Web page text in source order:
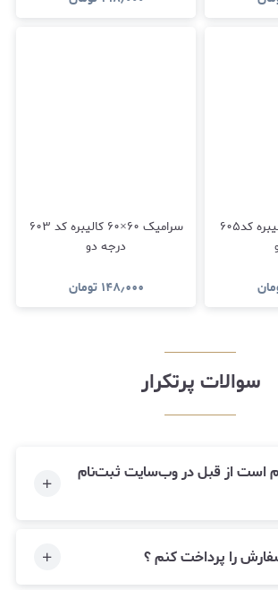
سرامیک ۶۰×۶۰ کالیبره کد۶۰۵
سرامیک ۶۰×۶۰ کالیبره کد ۶۰۳
درجه دو
۱۴۸٫۰۰۰ تومان
سوالات پرتکرار
است از قبل در وب‌سایت ثبت‌نام
را پرداخت کنم ؟